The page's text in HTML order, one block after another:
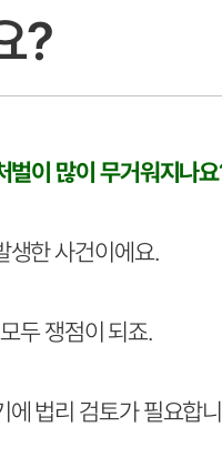
?
벌이 많이 무거워지나
생한 사건이에요.
두 쟁점이 되죠.
법리 검토가 필요합